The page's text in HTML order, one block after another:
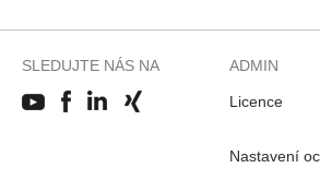
SLEDUJTE NÁS NA ADMIN
Licence
Nastavení